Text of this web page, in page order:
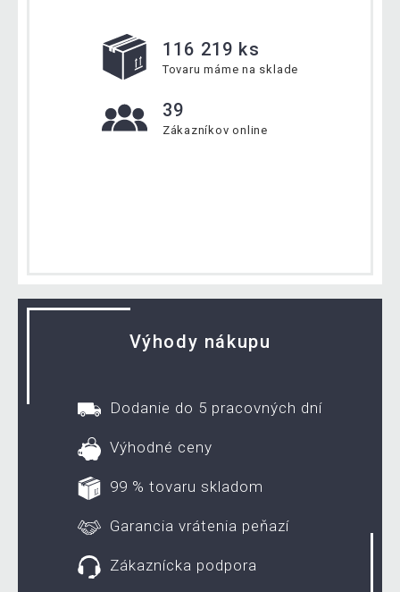
116 219 ks
Tovaru máme na sklade
39
Zákazníkov online
Výhody nákupu
Dodanie do 5 pracovných dní
Výhodné ceny
99 % tovaru skladom
Garancia vrátenia peňazí
Zákaznícka podpora